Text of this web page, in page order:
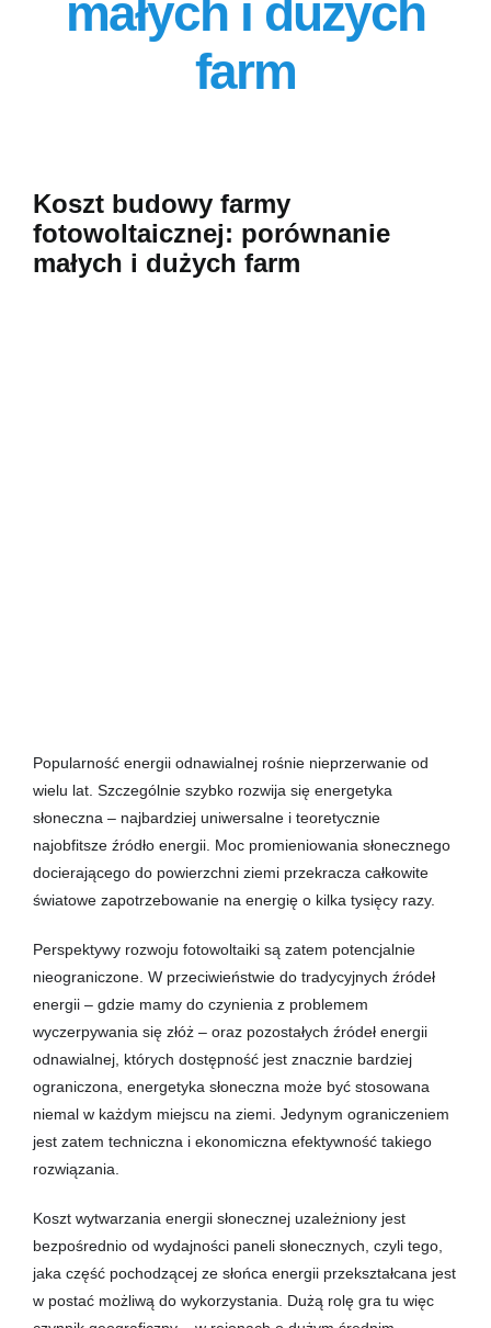
Szkolenia
małych i dużych
farm
Koszt budowy farmy
fotowoltaicznej: porównanie
małych i dużych farm
Popularność energii odnawialnej rośnie nieprzerwanie od
wielu lat. Szczególnie szybko rozwija się energetyka
słoneczna – najbardziej uniwersalne i teoretycznie
najobfitsze źródło energii. Moc promieniowania słonecznego
docierającego do powierzchni ziemi przekracza całkowite
światowe zapotrzebowanie na energię o kilka tysięcy razy.
Perspektywy rozwoju fotowoltaiki są zatem potencjalnie
nieograniczone. W przeciwieństwie do tradycyjnych źródeł
energii – gdzie mamy do czynienia z problemem
wyczerpywania się złóż – oraz pozostałych źródeł energii
odnawialnej, których dostępność jest znacznie bardziej
ograniczona, energetyka słoneczna może być stosowana
niemal w każdym miejscu na ziemi. Jedynym ograniczeniem
jest zatem techniczna i ekonomiczna efektywność takiego
rozwiązania.
Koszt wytwarzania energii słonecznej uzależniony jest
bezpośrednio od wydajności paneli słonecznych, czyli tego,
jaka część pochodzącej ze słońca energii przekształcana jest
w postać możliwą do wykorzystania. Dużą rolę gra tu więc